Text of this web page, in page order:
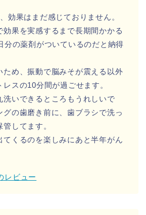
効果はまだ感じておりません。
効果を実感するまで長期間かかる
分の薬剤がついているのだと納得
ため、振動で脳みそが震える以外
スの10分間が過ごせます。
洗いできるところもうれしいで
グの歯磨き前に、歯ブラシで洗っ
してます。
てくるのを楽しみにあと半年がん
レビュー